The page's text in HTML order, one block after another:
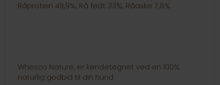
Råprotein 49,9%, Rå fedt 33%, Råaske 7,8%
Whesco Nature, er kendetegnet ved en 100%
naturlig godbid til din hund.